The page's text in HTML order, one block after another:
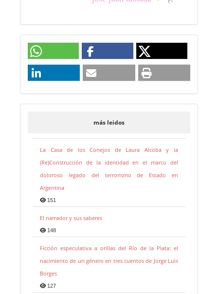
más leidos
La Casa de los Conejos de Laura Alcoba y la
(Re)Construcción de la identidad en el marco del
doloroso legado del terrorismo de Estado en
Argentina
151
El narrador y sus saberes
148
Ficción especulativa a orillas del Río de la Plata: el
nacimiento de un género en tres cuentos de Jorge Luis
Borges
127